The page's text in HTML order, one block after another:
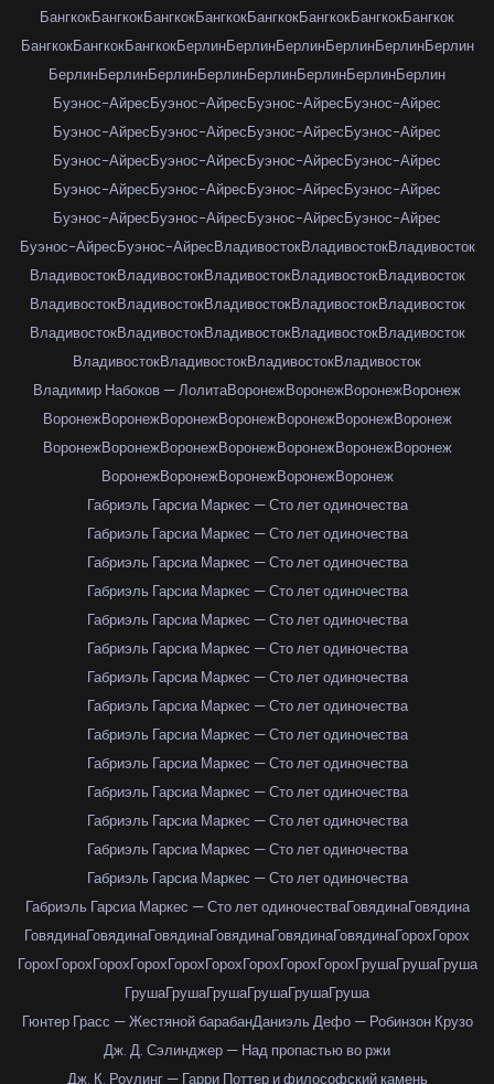
БангкокБангкокБангкокБангкокБангкокБангкокБангкокБангкок
БангкокБангкокБангкокБерлинБерлинБерлинБерлинБерлинБерлин
БерлинБерлинБерлинБерлинБерлинБерлинБерлинБерлин
Буэнос-АйресБуэнос-АйресБуэнос-АйресБуэнос-Айрес
Буэнос-АйресБуэнос-АйресБуэнос-АйресБуэнос-Айрес
Буэнос-АйресБуэнос-АйресБуэнос-АйресБуэнос-Айрес
Буэнос-АйресБуэнос-АйресБуэнос-АйресБуэнос-Айрес
Буэнос-АйресБуэнос-АйресБуэнос-АйресБуэнос-Айрес
Буэнос-АйресБуэнос-АйресВладивостокВладивостокВладивосток
ВладивостокВладивостокВладивостокВладивостокВладивосток
ВладивостокВладивостокВладивостокВладивостокВладивосток
ВладивостокВладивостокВладивостокВладивостокВладивосток
ВладивостокВладивостокВладивостокВладивосток
Владимир Набоков — ЛолитаВоронежВоронежВоронежВоронеж
ВоронежВоронежВоронежВоронежВоронежВоронежВоронеж
ВоронежВоронежВоронежВоронежВоронежВоронежВоронеж
ВоронежВоронежВоронежВоронежВоронеж
Габриэль Гарсиа Маркес — Сто лет одиночества
Габриэль Гарсиа Маркес — Сто лет одиночества
Габриэль Гарсиа Маркес — Сто лет одиночества
Габриэль Гарсиа Маркес — Сто лет одиночества
Габриэль Гарсиа Маркес — Сто лет одиночества
Габриэль Гарсиа Маркес — Сто лет одиночества
Габриэль Гарсиа Маркес — Сто лет одиночества
Габриэль Гарсиа Маркес — Сто лет одиночества
Габриэль Гарсиа Маркес — Сто лет одиночества
Габриэль Гарсиа Маркес — Сто лет одиночества
Габриэль Гарсиа Маркес — Сто лет одиночества
Габриэль Гарсиа Маркес — Сто лет одиночества
Габриэль Гарсиа Маркес — Сто лет одиночества
Габриэль Гарсиа Маркес — Сто лет одиночества
Габриэль Гарсиа Маркес — Сто лет одиночестваГовядинаГовядина
ГовядинаГовядинаГовядинаГовядинаГовядинаГовядинаГорохГорох
ГорохГорохГорохГорохГорохГорохГорохГорохГорохГрушаГрушаГруша
ГрушаГрушаГрушаГрушаГрушаГруша
Гюнтер Грасс — Жестяной барабанДаниэль Дефо — Робинзон Крузо
Дж. Д. Сэлинджер — Над пропастью во ржи
Дж. К. Роулинг — Гарри Поттер и философский камень